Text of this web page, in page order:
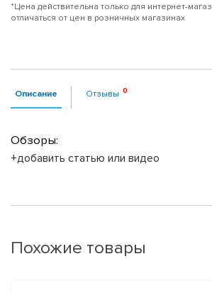
*Цена действительна только для интернет-
отличаться от цен в розничных магазинах
Описание Отзывы
Обзоры:
+добавить статью или видео
Похожие товары